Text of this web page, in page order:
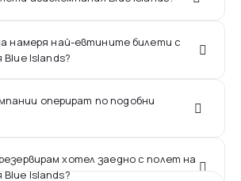
намеря най-евтините билети с
Islands?
оперират по подобни
хотел заедно с полет на
Islands?